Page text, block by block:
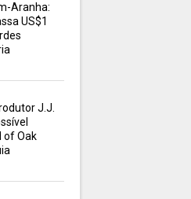
Aranha:
US$1
J.J.
of Oak